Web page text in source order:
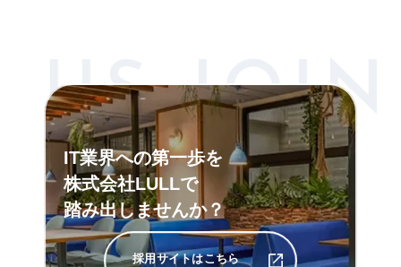
IT業界への第一歩を
株式会社LULLで
踏み出しませんか？
採用サイトはこちら